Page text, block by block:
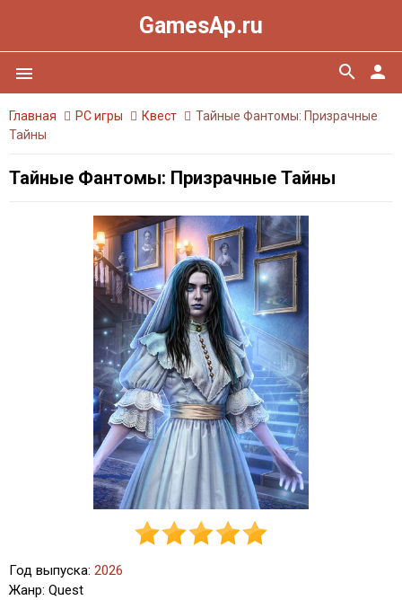
GamesAp.ru
menu person
search
Главная PC игры Квест
Тайные Фантомы: Призрачные
Тайны
Тайные Фантомы: Призрачные Тайны
Год выпуска: 2026
Жанр: Quest